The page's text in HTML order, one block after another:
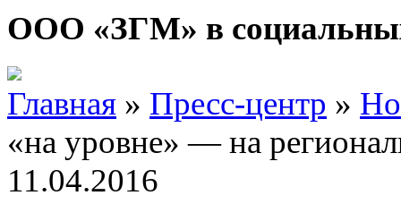
ООО «ЗГМ» в
Главная » Пресс-центр »
«на уровне» — на
11.04.2016